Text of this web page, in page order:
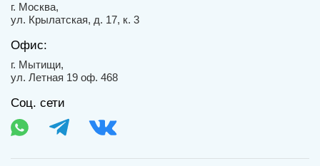
г. Москва,
ул. Крылатская, д. 17, к. 3
Офис:
г. Мытищи,
ул. Летная 19 оф. 468
Соц. сети